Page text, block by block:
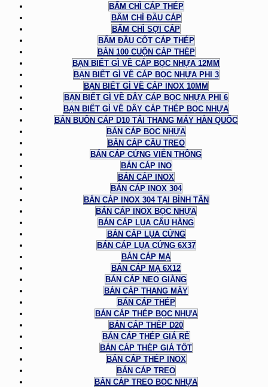
BẤM CHÌ CÁP THÉP
BẤM CHÌ ĐẦU CÁP
BẤM CHÌ SỢI CÁP
BẤM ĐẦU CỐT CÁP THÉP
BÁN 100 CUỘN CÁP THÉP
BẠN BIẾT GÌ VỀ CÁP BỌC NHỰA 12MM
BẠN BIẾT GÌ VỀ CÁP BỌC NHỰA PHI 3
BẠN BIẾT GÌ VỀ CÁP INOX 10MM
BẠN BIẾT GÌ VỀ DÂY CÁP BỌC NHỰA PHI 6
BẠN BIẾT GÌ VỀ DÂY CÁP THÉP BỌC NHỰA
BÁN BUÔN CÁP D10 TẢI THANG MÁY HÀN QUỐC
BÁN CÁP BỌC NHỰA
BÁN CÁP CẦU TREO
BÁN CÁP CỨNG VIỄN THÔNG
BÁN CÁP INO
BÁN CÁP INOX
BÁN CÁP INOX 304
BÁN CÁP INOX 304 TẠI BÌNH TÂN
BÁN CÁP INOX BỌC NHỰA
BÁN CÁP LỤA CẨU HÀNG
BÁN CÁP LỤA CỨNG
BÁN CÁP LỤA CỨNG 6X37
BÁN CÁP MẠ
BÁN CÁP MẠ 6X12
BÁN CÁP NEO GIẰNG
BÁN CÁP THANG MÁY
BÁN CÁP THÉP
BÁN CÁP THÉP BỌC NHỰA
BÁN CÁP THÉP D20
BÁN CÁP THÉP GIÁ RẺ
BÁN CÁP THÉP GIÁ TỐT
BÁN CÁP THÉP INOX
BÁN CÁP TREO
BÁN CÁP TREO BỌC NHỰA